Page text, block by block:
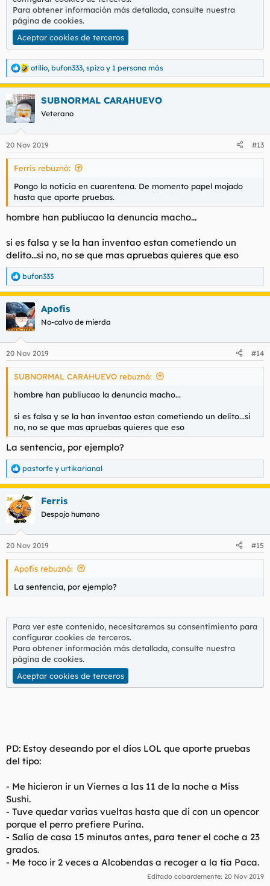
Para obtener información más detallada, consulte nuestra
página de cookies.
Aceptar cookies de terceros
R
e
c
c
i
e
s
otilio, bufon333, spizo y 1 persona más
SUBNORMAL CARAHUEVO
Veterano
20 Nov 2019 #13
Ferris rebuznó:
Pongo la noticia en cuarentena. De momento papel mojado
hasta que aporte pruebas.
hombre han publiucao la denuncia macho...
si es falsa y se la han inventao estan cometiendo un
delito...si no, no se que mas apruebas quieres que eso
R
e
c
c
i
e
s
bufon333
Apofis
No-calvo de mierda
20 Nov 2019 #14
SUBNORMAL CARAHUEVO rebuznó:
hombre han publiucao la denuncia macho...
si es falsa y se la han inventao estan cometiendo un delito...si
no, no se que mas apruebas quieres que eso
La sentencia, por ejemplo?
R
e
c
c
e
s
pastorfe y urtikarianal
Ferris
Despojo humano
20 Nov 2019 #15
Apofis rebuznó:
La sentencia, por ejemplo?
Para ver este contenido, necesitaremos su consentimiento para
configurar cookies de terceros.
Para obtener información más detallada, consulte nuestra
página de cookies.
Aceptar cookies de terceros
PD: Estoy deseando por el dios LOL que aporte pruebas
del tipo:
- Me hicieron ir un Viernes a las 11 de la noche a Miss
Sushi.
- Tuve quedar varias vueltas hasta que di con un opencor
porque el perro prefiere Purina.
- Salía de casa 15 minutos antes, para tener el coche a 23
grados.
- Me toco ir 2 veces a Alcobendas a recoger a la tía Paca.
Editado cobardemente: 20 Nov 2019